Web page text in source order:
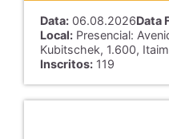
Data:06.08.2026Data
Local:Presencial:
Kubitschek, 1.600,
Inscritos:119